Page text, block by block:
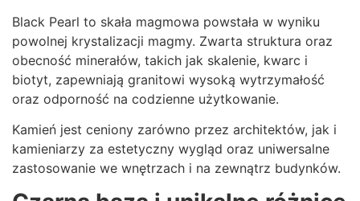
Black Pearl to skała magmowa powstała w wyniku
powolnej krystalizacji magmy. Zwarta struktura oraz
obecność minerałów, takich jak skalenie, kwarc i
biotyt, zapewniają granitowi wysoką wytrzymałość
oraz odporność na codzienne użytkowanie.
Kamień jest ceniony zarówno przez architektów, jak i
kamieniarzy za estetyczny wygląd oraz uniwersalne
zastosowanie we wnętrzach i na zewnątrz budynków.